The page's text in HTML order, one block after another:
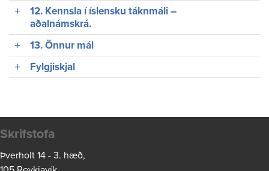
12. Kennsla í íslensku táknmáli –
aðalnámskrá.
13. Önnur mál
Fylgjiskjal
Skrifstofa
Þverholt 14 - 3. hæð,